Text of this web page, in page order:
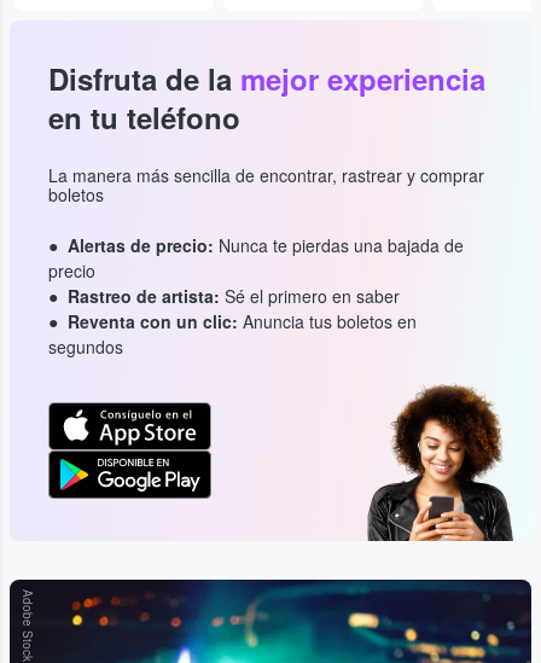
Disfruta de la mejor experiencia
en tu teléfono
La manera más sencilla de encontrar, rastrear y comprar
boletos
Alertas de precio: Nunca te pierdas una bajada de
precio
Rastreo de artista: Sé el primero en saber
Reventa con un clic: Anuncia tus boletos en
segundos
Adobe Stock